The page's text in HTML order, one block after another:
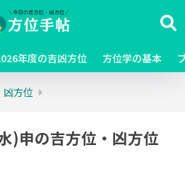
年度の吉凶方位 方位学の基本
凶方位
)申の吉方位・凶方位